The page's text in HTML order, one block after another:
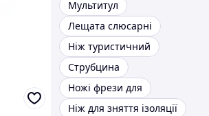
Мультитул
Лещата слюсарні
Ніж туристичний
Струбцина
Ножі фрези для
Ніж для зняття ізоляції